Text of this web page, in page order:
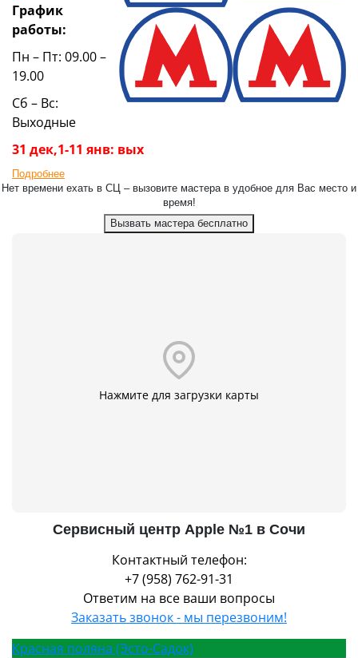
График
работы:
Пн – Пт: 09.00 –
19.00
Сб – Вс:
Выходные
31 дек,1-11 янв: вых
Подробнее
Нет времени ехать в СЦ – вызовите мастера в удобное для Вас место и
время!
Вызвать мастера бесплатно
Нажмите для загрузки карты
Сервисный центр Apple №1 в Сочи
Контактный телефон:
+7 (958) 762-91-31
Ответим на все ваши вопросы
Заказать звонок - мы перезвоним!
Красная поляна (Эсто-Садок)